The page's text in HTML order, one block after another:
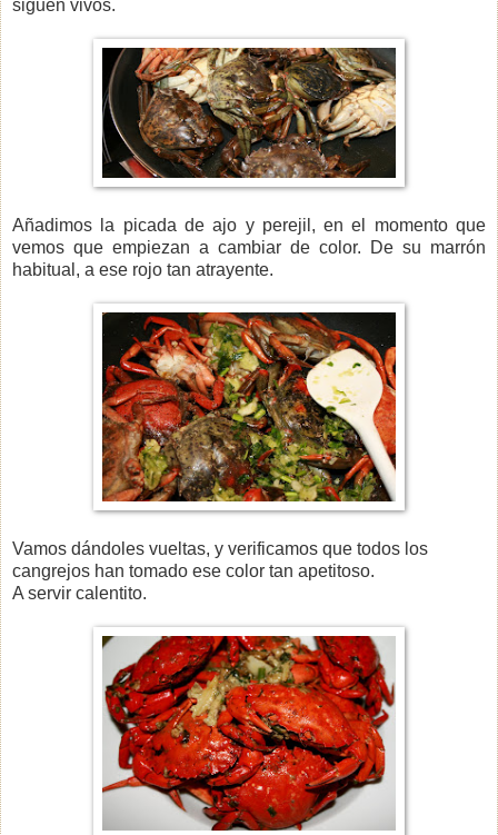
siguen vivos.
Añadimos la picada de ajo y perejil, en el momento que
vemos que empiezan a cambiar de color. De su marrón
habitual, a ese rojo tan atrayente.
Vamos dándoles vueltas, y verificamos que todos los
cangrejos han tomado ese color tan apetitoso.
A servir calentito.